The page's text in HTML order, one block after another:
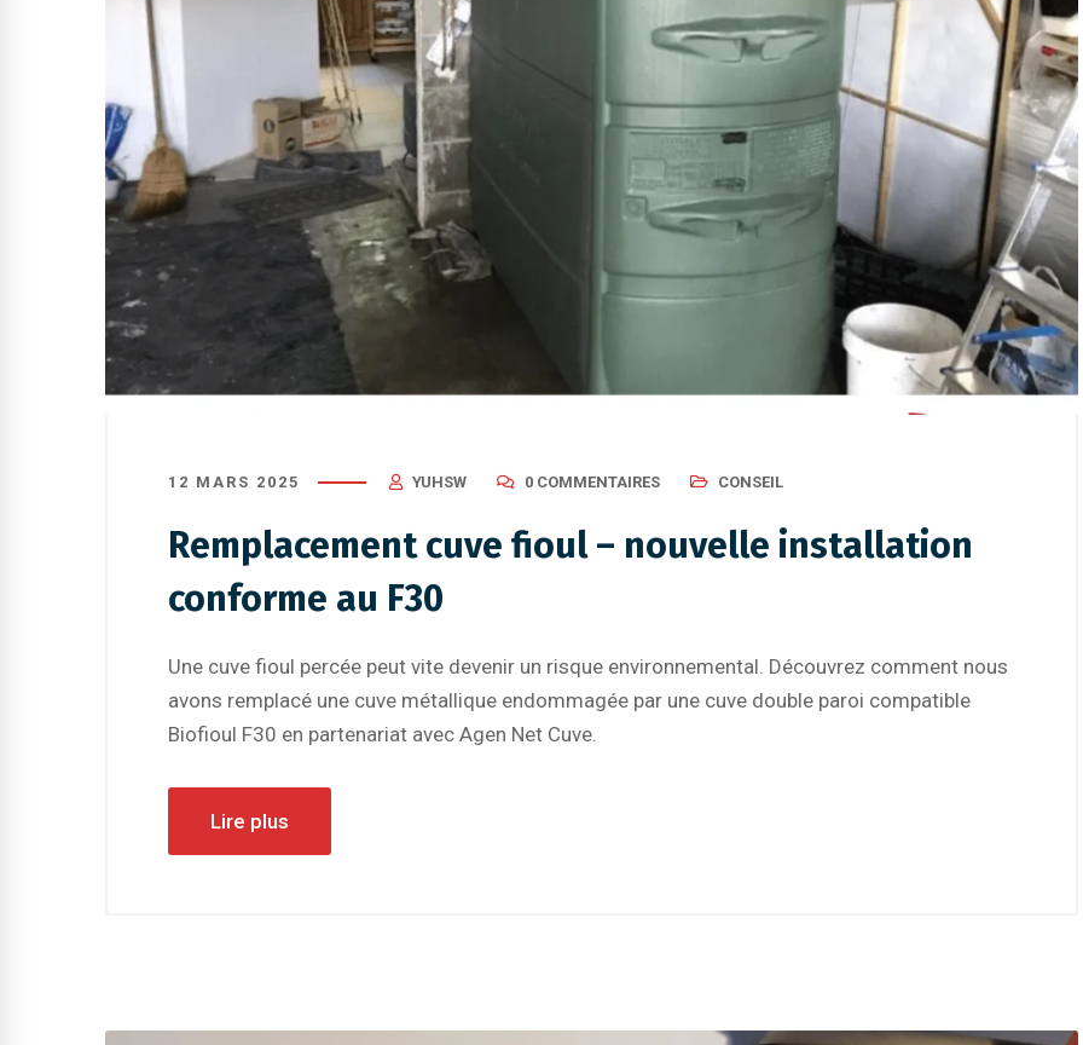
12 MARS 2025 YUHSW 0 COMMENTAIRES CONSEIL
Remplacement cuve fioul – nouvelle installation
conforme au F30
Une cuve fioul percée peut vite devenir un risque environnemental. Découvrez comment nous
avons remplacé une cuve métallique endommagée par une cuve double paroi compatible
Biofioul F30 en partenariat avec Agen Net Cuve.
Lire plus
28 juillet 2026
Le ravitaillement en carburant :
un maillon essentiel dans la lutte
co
28 juillet 2026
savoir
Conseil
Litière en granulés de bois
lapins